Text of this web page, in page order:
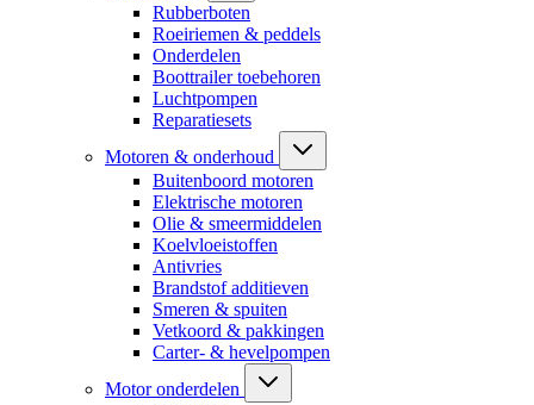
Rubberboten
Roeiriemen & peddels
Onderdelen
Boottrailer toebehoren
Luchtpompen
Reparatiesets
Motoren & onderhoud
Buitenboord motoren
Elektrische motoren
Olie & smeermiddelen
Koelvloeistoffen
Antivries
Brandstof additieven
Smeren & spuiten
Vetkoord & pakkingen
Carter- & hevelpompen
Motor onderdelen